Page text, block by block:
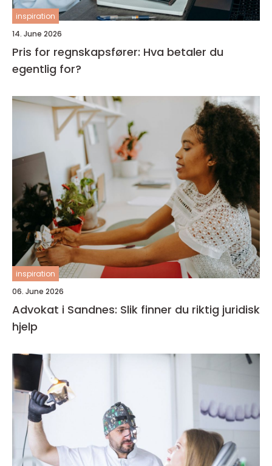
inspiration
14. June 2026
Pris for regnskapsfører: Hva betaler du
egentlig for?
inspiration
06. June 2026
Advokat i Sandnes: Slik finner du riktig juridisk
hjelp